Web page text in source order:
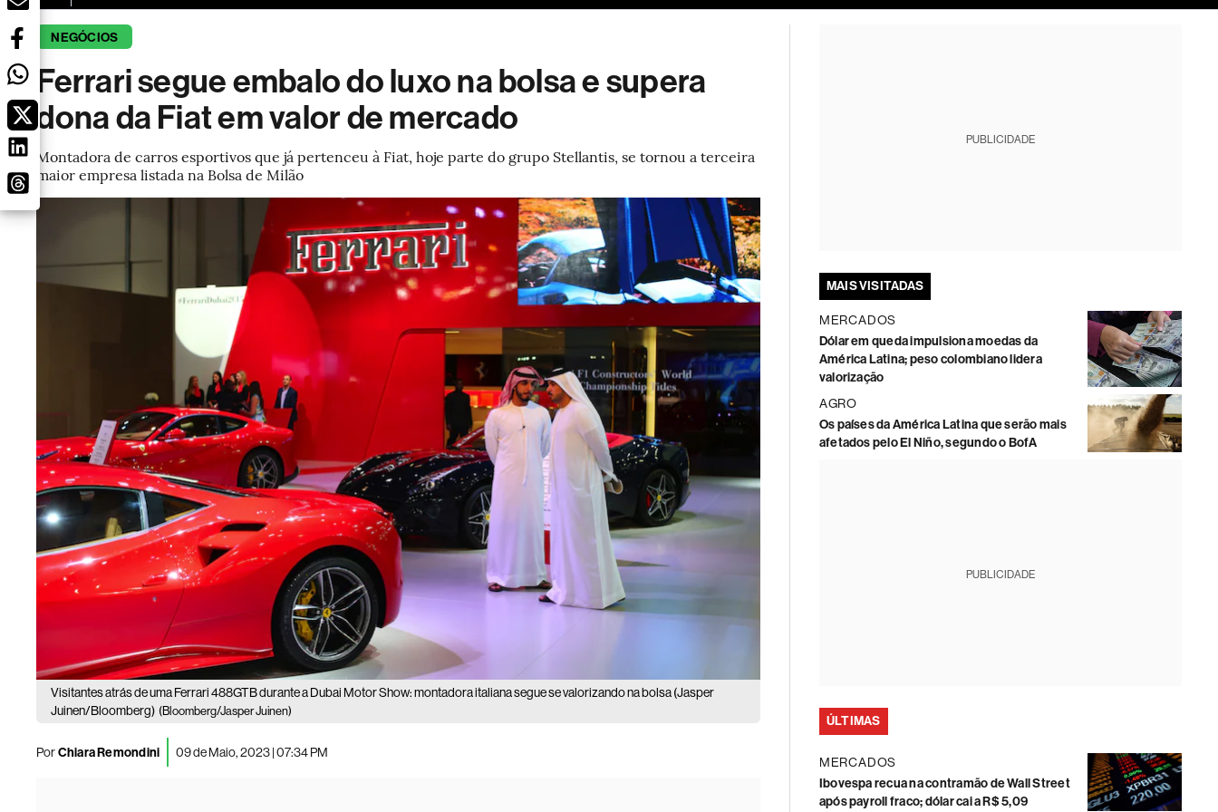
NEGÓCIOS
Ferrari segue embalo do luxo na bolsa e supera
dona da Fiat em valor de mercado
Montadora de carros esportivos que já pertenceu à Fiat, hoje parte do grupo Stellantis, se tornou a terceira
maior empresa listada na Bolsa de Milão
Visitantes atrás de uma Ferrari 488GTB durante a Dubai Motor Show: montadora italiana segue se valorizando na bolsa (Jasper
Juinen/Bloomberg) (Bloomberg/Jasper Juinen)
PorChiara Remondini 09 de Maio, 2023 | 07:34 PM
PUBLICIDADE
MAIS VISITADAS
MERCADOS
Dólar em queda impulsiona moedas da
América Latina; peso colombiano lidera
valorização
AGRO
Os países da América Latina que serão mais
afetados pelo El Niño, segundo o BofA
PUBLICIDADE
ÚLTIMAS
MERCADOS
Ibovespa recua na contramão de Wall Street
após payroll fraco; dólar cai a R$ 5,09